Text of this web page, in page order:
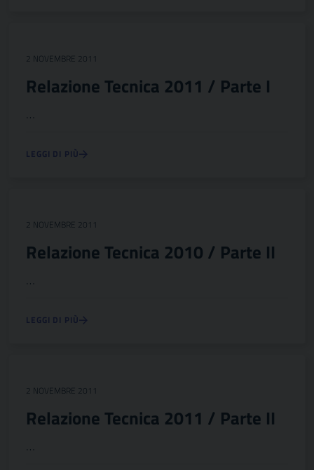
2 NOVEMBRE 2011
Relazione Tecnica 2011 / Parte I
…
LEGGI DI PIÙ
2 NOVEMBRE 2011
Relazione Tecnica 2010 / Parte II
…
LEGGI DI PIÙ
2 NOVEMBRE 2011
Relazione Tecnica 2011 / Parte II
…